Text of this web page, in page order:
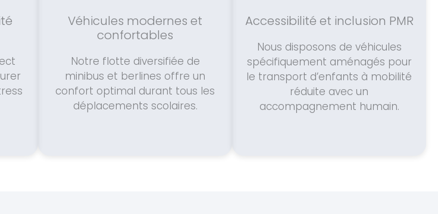
Véhicules modernes et
confortables
Notre flotte diversifiée de
minibus et berlines offre un
confort optimal durant tous les
déplacements scolaires.
Accessibilité et inclusion PMR
Nous disposons de véhicules
spécifiquement aménagés pour
le transport d’enfants à mobilité
réduite avec un
accompagnement humain.